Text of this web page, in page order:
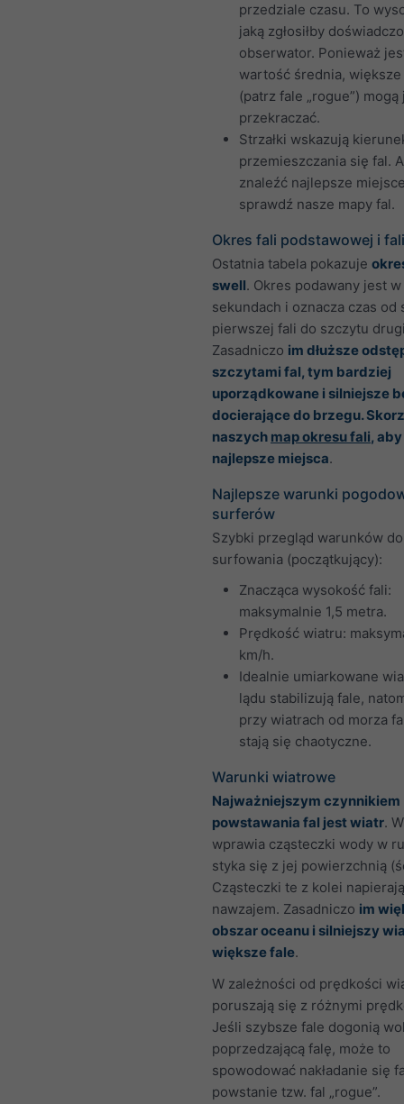
przedziale czasu. To
jaką zgłosiłby
obserwator. Ponieważ
wartość średnia,
(patrz fale „rogue”) mogą
przekraczać.
Strzałki wskazują
przemieszczania się fal.
znaleźć najlepsze
sprawdź nasze mapy fal.
Okres fali podstawowej i
Ostatnia tabela pokazuje
swell. Okres podawany jest w
sekundach i oznacza czas od
pierwszej fali do szczytu
Zasadniczo im dłuższe
szczytami fal, tym bardziej
uporządkowane i silniejsze
docierające do brzegu.
naszych map okresu fali,
najlepsze miejsca.
Najlepsze warunki
surferów
Szybki przegląd warunków do
surfowania (początkujący):
Znacząca wysokość fali:
maksymalnie 1,5 metra.
Prędkość wiatru:
km/h.
Idealnie umiarkowane
lądu stabilizują fale,
przy wiatrach od morza
stają się chaotyczne.
Warunki wiatrowe
Najważniejszym czynnikiem
powstawania fal jest wiatr.
wprawia cząsteczki wody w
styka się z jej powierzchnią
Cząsteczki te z kolei
nawzajem. Zasadniczo im
obszar oceanu i silniejszy
większe fale.
W zależności od prędkości
poruszają się z różnymi
Jeśli szybsze fale dogonią
poprzedzającą falę, może to
spowodować nakładanie się
powstanie tzw. fal „rogue”.